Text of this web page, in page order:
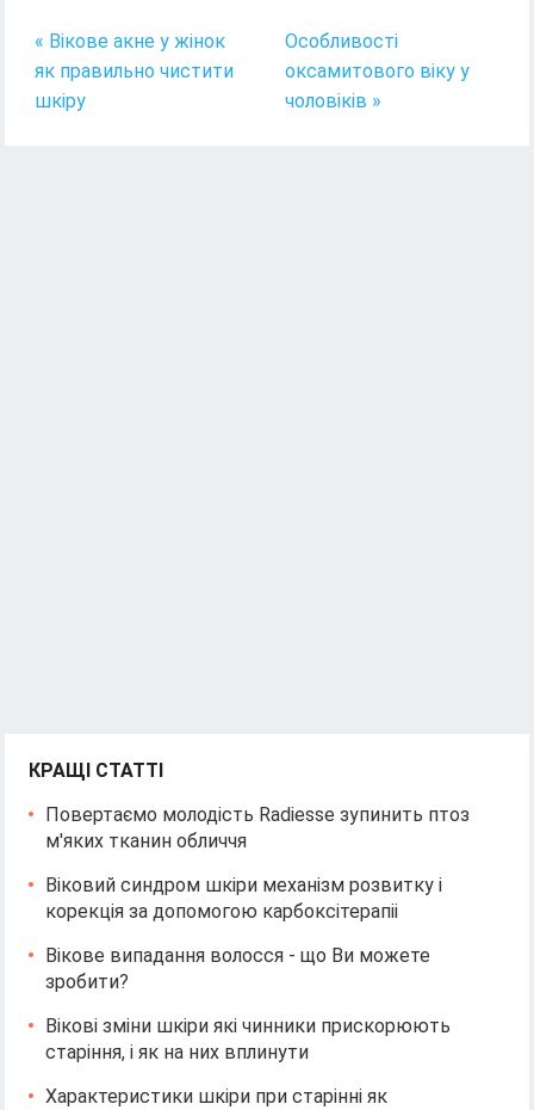
« Вікове акне у жінок
як правильно чистити
шкіру
Особливості
оксамитового віку у
чоловіків »
КРАЩІ СТАТТІ
Повертаємо молодість Radiesse зупинить птоз
м'яких тканин обличчя
Віковий синдром шкіри механізм розвитку і
корекція за допомогою карбоксітерапіі
Вікове випадання волосся - що Ви можете
зробити?
Вікові зміни шкіри які чинники прискорюють
старіння, і як на них вплинути
Характеристики шкіри при старінні як